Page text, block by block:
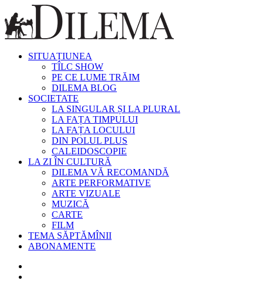
SITUAȚIUNEA
TÎLC SHOW
PE CE LUME TRĂIM
DILEMA BLOG
SOCIETATE
LA SINGULAR ȘI LA PLURAL
LA FAȚA TIMPULUI
LA FAȚA LOCULUI
DIN POLUL PLUS
CALEIDOSCOPIE
LA ZI ÎN CULTURĂ
DILEMA VĂ RECOMANDĂ
ARTE PERFORMATIVE
ARTE VIZUALE
MUZICĂ
CARTE
FILM
TEMA SĂPTĂMÎNII
ABONAMENTE